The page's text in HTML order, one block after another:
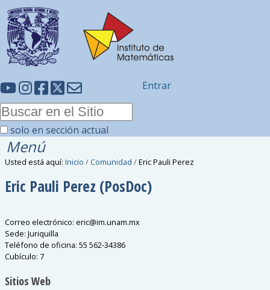
solo en sección actual
Entrar
Menú
Usted está aquí: Inicio / Comunidad /Eric Pauli Perez
Eric Pauli Perez (PosDoc)
Correo electrónico:eric@im.unam.mx
Sede:Juriquilla
Teléfono de oficina:55 562-34386
Cubículo: 7
Sitios Web